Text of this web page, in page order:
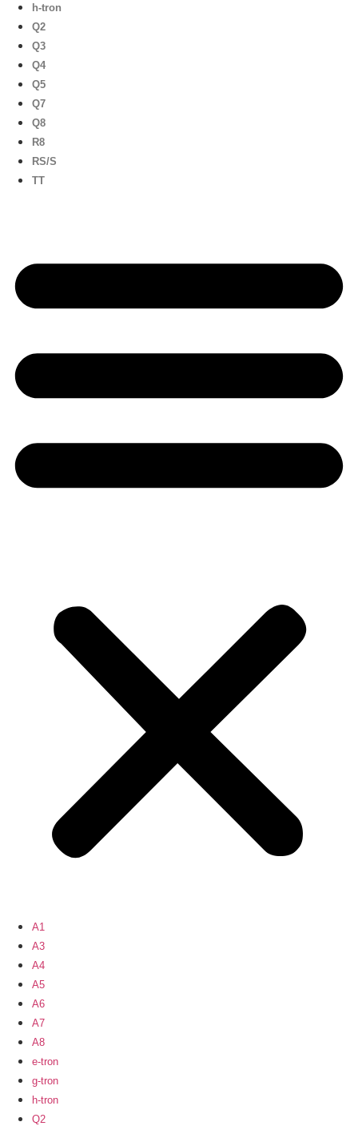
h-tron
Q2
Q3
Q4
Q5
Q7
Q8
R8
RS/S
TT
A1
A3
A4
A5
A6
A7
A8
e-tron
g-tron
h-tron
Q2